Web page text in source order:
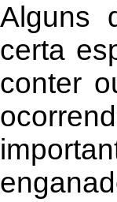
Alguns
certa
conter